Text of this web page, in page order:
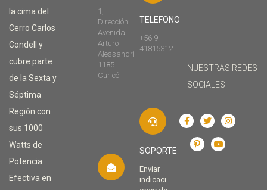
la cima del
Cerro Carlos
Condell y
cubre parte
de la Sexta y
Séptima
Región con
sus 1000
Watts de
Potencia
Efectiva en
1,
Dirección:
Avenida
Arturo
Alessandri
1185
Curicó
TELEFONO
+56 9
41815312
SOPORTE
Enviar
indicaci
NUESTRAS REDES
SOCIALES